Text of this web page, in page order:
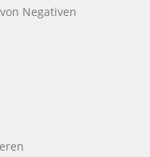
Negativen